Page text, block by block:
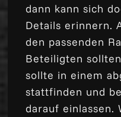
dann kann sich
Details erinnern.
den passenden
Beteiligten
sollte in einem
stattfinden und
darauf einlassen.